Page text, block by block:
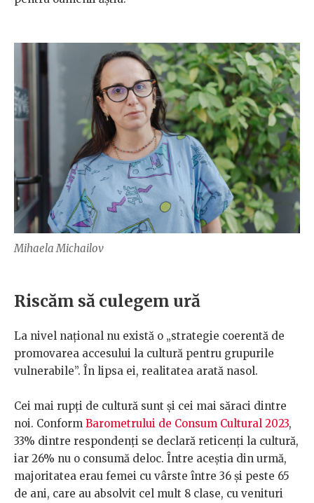
Mihaela Michailov
Riscăm să culegem ură
La nivel național nu există o „strategie coerentă de
promovarea accesului la cultură pentru grupurile
vulnerabile”. În lipsa ei, realitatea arată nasol.
Cei mai rupți de cultură sunt și cei mai săraci dintre
noi. Conform Barometrului de Consum Cultural 2023,
33% dintre respondenți se declară reticenți la cultură,
iar 26% nu o consumă deloc. Între aceștia din urmă,
majoritatea erau femei cu vârste între 36 și peste 65
de ani, care au absolvit cel mult 8 clase, cu venituri